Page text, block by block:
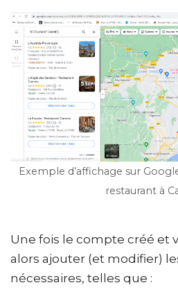
Exemple d’affichage sur
restaurant à
Une fois le compte créé et
alors ajouter (et modifier)
nécessaires, telles que :